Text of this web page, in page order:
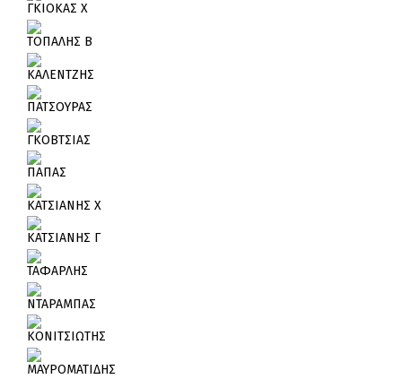
ΓΚΙΟΚΑΣ Χ
ΤΟΠΑΛΗΣ Β
ΚΑΛΕΝΤΖΗΣ
ΠΑΤΣΟΥΡΑΣ
ΓΚΟΒΤΣΙΑΣ
ΠΑΠΑΣ
ΚΑΤΣΙΑΝΗΣ Χ
ΚΑΤΣΙΑΝΗΣ Γ
ΤΑΦΑΡΛΗΣ
ΝΤΑΡΑΜΠΑΣ
ΚΟΝΙΤΣΙΩΤΗΣ
ΜΑΥΡΟΜΑΤΙΔΗΣ